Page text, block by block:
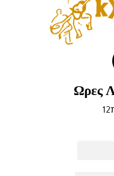
Ωρες